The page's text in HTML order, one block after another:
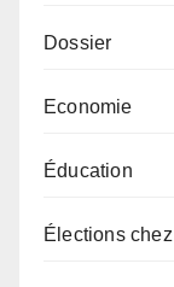
Dossier
Economie
Éducation
Élections